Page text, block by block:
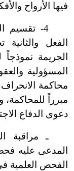
فيها الأرواح
4
-تقسيم
الفعل
الجريمة
المسؤولية
محاكمة
مبرراً
دعوى الدفاع
ـ
المدعى عليه
الفحص